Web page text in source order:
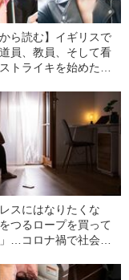
から読む】イギリスで
員、教員、そして看
トライキを始めたの
くれる“ある哲学者の思
レスにはなりたくな
つるロープを買って
…コロナ禍で社会福